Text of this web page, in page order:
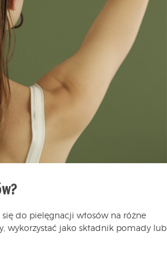
do pielęgnacji włosów na różne
wykorzystać jako składnik pomady lub